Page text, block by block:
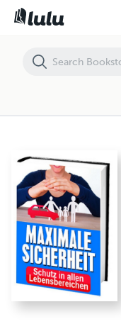
Maximale Sicherheit -